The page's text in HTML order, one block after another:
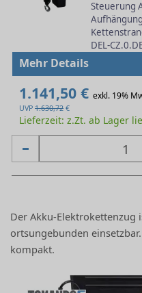
Steuerung
DEL-
Mehr Details
1.141,50 € exkl. 19%
UVP 1.630,72 €
Lieferzeit: z.Zt. ab Lager
Der Akku-Elektrokettenzug
ortsungebunden
kompakt.